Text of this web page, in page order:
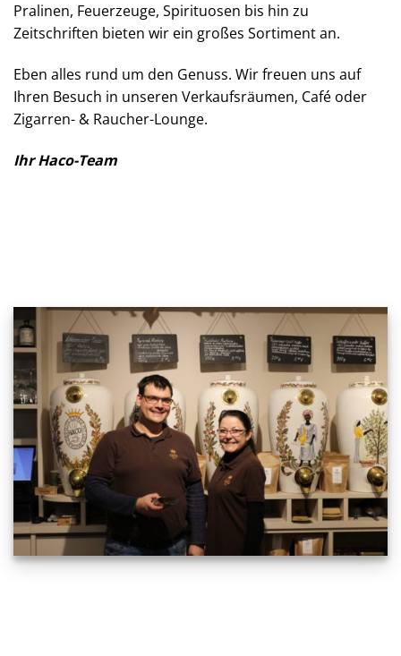
Pralinen, Feuerzeuge, Spirituosen bis hin zu
Zeitschriften bieten wir ein großes Sortiment an.
Eben alles rund um den Genuss. Wir freuen uns auf
Ihren Besuch in unseren Verkaufsräumen, Café oder
Zigarren- & Raucher-Lounge.
Ihr Haco-Team